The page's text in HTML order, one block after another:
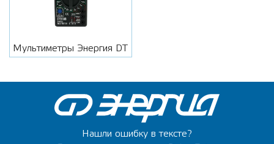
Мультиметры Энергия DT
Нашли ошибку в тексте?